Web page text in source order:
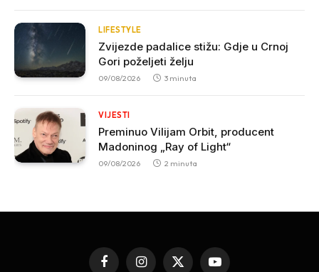
LIFESTYLE
Zvijezde padalice stižu: Gdje u Crnoj
Gori poželjeti želju
09/08/2026 3 minuta
VIJESTI
Preminuo Vilijam Orbit, producent
Madoninog „Ray of Light“
09/08/2026 2 minuta
FacebookInstagram
X YouTube